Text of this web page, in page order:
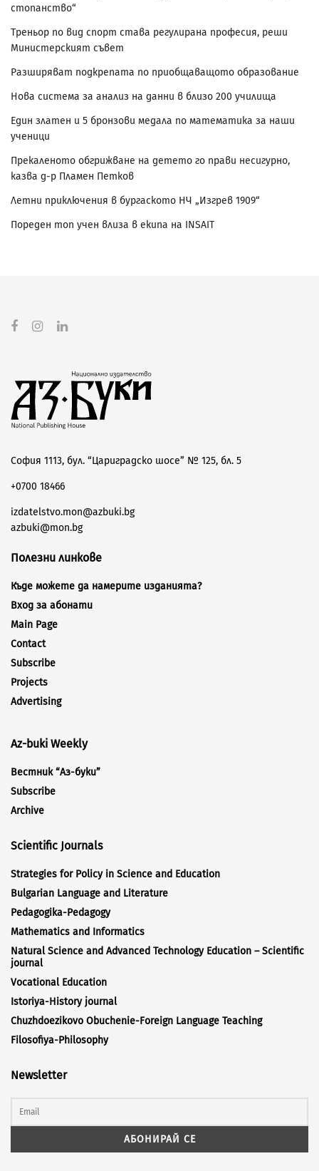
стопанство“
Треньор по вид спорт става регулирана професия, реши
Министерският съвет
Разширяват подкрепата по приобщаващото образование
Нова система за анализ на данни в близо 200 училища
Един златен и 5 бронзови медала по математика за наши
ученици
Прекаленото обгрижване на детето го прави несигурно,
казва д-р Пламен Петков
Летни приключения в бургаското НЧ „Изгрев 1909“
Пореден топ учен влиза в екипа на INSAIT
София 1113, бул. “Цариградско шосе” № 125, бл. 5
+0700 18466
izdatelstvo.mon@azbuki.bg
azbuki@mon.bg
Полезни линкове
Къде можете да намерите изданията?
Вход за абонати
Main Page
Contact
Subscribe
Projects
Advertising
Az-buki Weekly
Вестник “Аз-буки”
Subscribe
Archive
Scientific Journals
Strategies for Policy in Science and Education
Bulgarian Language and Literature
Pedagogika-Pedagogy
Mathematics and Informatics
Natural Science and Advanced Technology Education – Scientific
journal
Vocational Education
Istoriya-History journal
Chuzhdoezikovo Obuchenie-Foreign Language Teaching
Filosofiya-Philosophy
Newsletter